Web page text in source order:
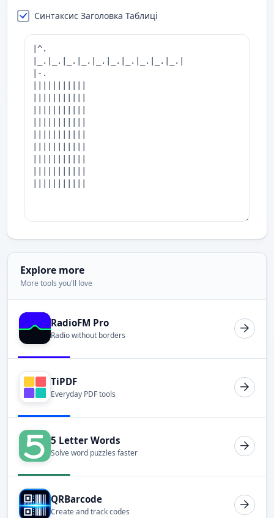
Синтаксис Заголовка Таблиці
Explore more
More tools you'll love
RadioFM Pro
Radio without borders
TiPDF
Everyday PDF tools
5 Letter Words
Solve word puzzles faster
QRBarcode
Create and track codes